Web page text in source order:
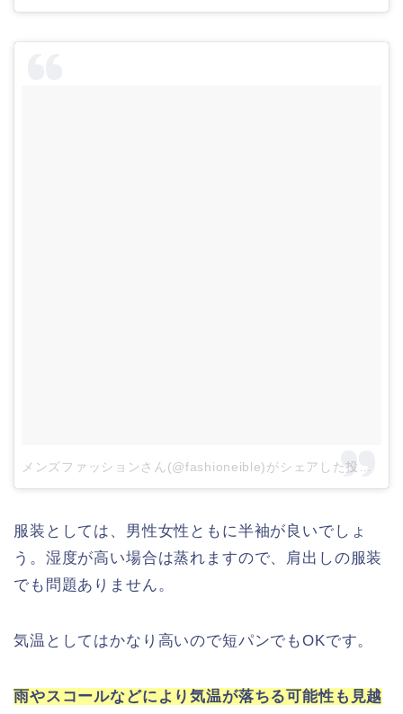
服装としては、男性女性ともに半袖が良いでしょ
う。湿度が高い場合は蒸れますので、肩出しの服装
でも問題ありません。
気温としてはかなり高いので短パンでもOKです。
雨やスコールなどにより気温が落ちる可能性も見越